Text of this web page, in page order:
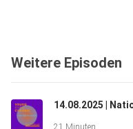
Weitere Episoden
21 Minuten